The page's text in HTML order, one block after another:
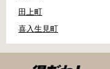
田上町
喜入生見町